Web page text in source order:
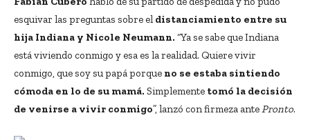
esquivar las preguntas sobre el distanciamiento entre su
hija Indiana y Nicole Neumann. “Ya se sabe que Indiana
está viviendo conmigo y esa es la realidad. Quiere vivir
conmigo, que soy su papá porque no se estaba sintiendo
cómoda en lo de su mamá. Simplemente tomó la decisión
de venirse a vivir conmigo”, lanzó con firmeza ante Pronto.